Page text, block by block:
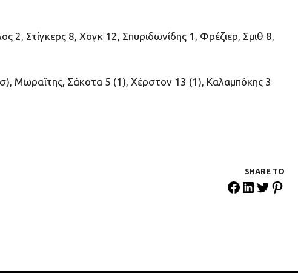
2, Στίγκερς 8, Χογκ 12, Σπυριδωνίδης 1, Φρέζιερ, Σμιθ 8,
Μωραϊτης, Σάκοτα 5 (1), Χέρστον 13 (1), Καλαμπόκης 3
SHARE ΤΟ